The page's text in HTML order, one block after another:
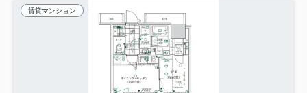
賃貸マンション